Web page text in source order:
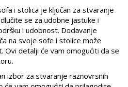
i stolica je ključan za stvaranje
se za udobne jastuke i
i udobnost. Dodavanje
na svoje sofe i stolice može
Ovi detalji će vam omogućiti da se
izbor za stvaranje raznovrsnih